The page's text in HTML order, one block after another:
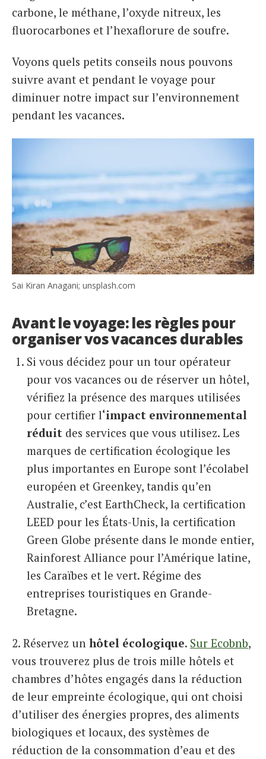
carbone, le méthane, l’oxyde nitreux, les
fluorocarbones et l’hexaflorure de soufre.
Voyons quels petits conseils nous pouvons
suivre avant et pendant le voyage pour
diminuer notre impact sur l’environnement
pendant les vacances.
Sai Kiran Anagani; unsplash.com
Avant le voyage: les règles pour
organiser vos vacances durables
Si vous décidez pour un tour opérateur
pour vos vacances ou de réserver un hôtel,
vérifiez la présence des marques utilisées
pour certifier l‘impact environnemental
réduit des services que vous utilisez. Les
marques de certification écologique les
plus importantes en Europe sont l’écolabel
européen et Greenkey, tandis qu’en
Australie, c’est EarthCheck, la certification
LEED pour les États-Unis, la certification
Green Globe présente dans le monde entier,
Rainforest Alliance pour l’Amérique latine,
les Caraïbes et le vert. Régime des
entreprises touristiques en Grande-
Bretagne.
2. Réservez un hôtel écologique. Sur Ecobnb,
vous trouverez plus de trois mille hôtels et
chambres d’hôtes engagés dans la réduction
de leur empreinte écologique, qui ont choisi
d’utiliser des énergies propres, des aliments
biologiques et locaux, des systèmes de
réduction de la consommation d’eau et des